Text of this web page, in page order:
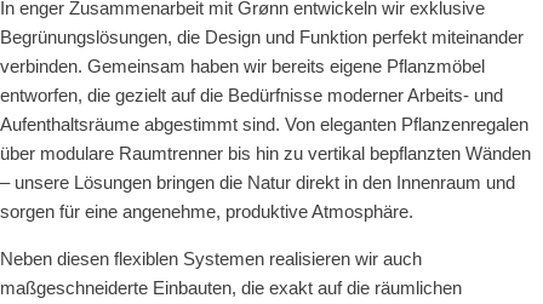
In enger Zusammenarbeit mit Grønn entwickeln wir exklusive
Begrünungslösungen, die Design und Funk­tion perfekt miteinander
verbinden. Gemeinsam haben wir bereits eigene Pflanzmöbel
entworfen, die gezielt auf die Bedürfnisse moderner Arbeits- und
Aufenthaltsräume abgestimmt sind. Von eleganten Pflanzenre­galen
über modulare Raumtrenner bis hin zu vertikal bepflanzten Wänden
– unsere Lösungen bringen die Natur direkt in den Innenraum und
sorgen für eine angenehme, produktive Atmosphäre.
Neben diesen flexiblen Systemen realisieren wir auch
maßgeschneiderte Einbauten, die exakt auf die räumli­chen